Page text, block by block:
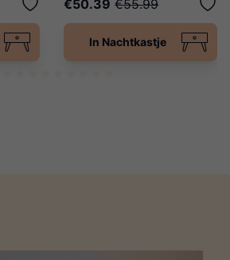
€50.39 €55.99
In Nachtkastje